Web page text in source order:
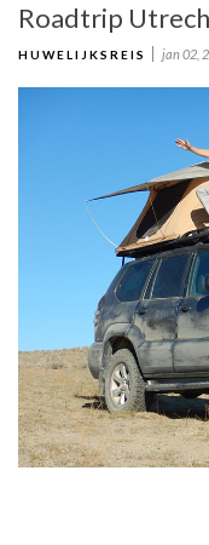
Roadtrip
HUWELIJKSREIS jan 02,